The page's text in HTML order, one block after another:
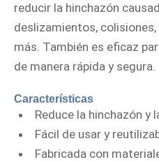
reducir la hinchazón
deslizamientos,
más. También es eficaz
de manera rápida y segura.
Características
Reduce la hinchazón y
Fácil de usar y
Fabricada con